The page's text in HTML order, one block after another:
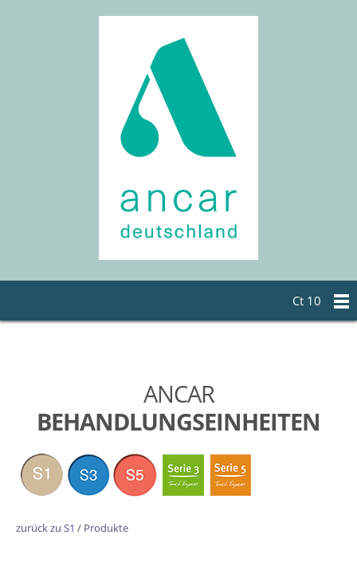
Ct 10
ANCAR
BEHANDLUNGSEINHEITEN
zurück zu S1 / Produkte